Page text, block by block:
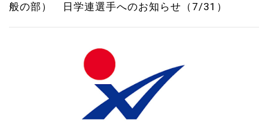
般の部） 日学連選手へのお知らせ（7/31）